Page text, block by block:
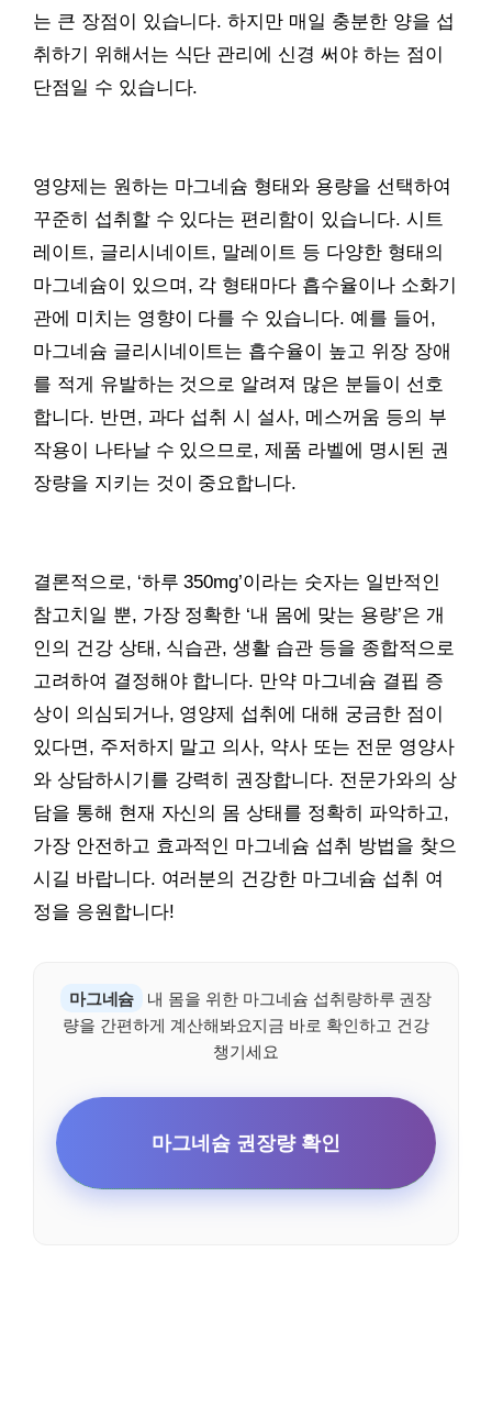
는 큰 장점이 있습니다. 하지만 매일 충분한 양을 섭
취하기 위해서는 식단 관리에 신경 써야 하는 점이
단점일 수 있습니다.
영양제는 원하는 마그네슘 형태와 용량을 선택하여
꾸준히 섭취할 수 있다는 편리함이 있습니다. 시트
레이트, 글리시네이트, 말레이트 등 다양한 형태의
마그네슘이 있으며, 각 형태마다 흡수율이나 소화기
관에 미치는 영향이 다를 수 있습니다. 예를 들어,
마그네슘 글리시네이트는 흡수율이 높고 위장 장애
를 적게 유발하는 것으로 알려져 많은 분들이 선호
합니다. 반면, 과다 섭취 시 설사, 메스꺼움 등의 부
작용이 나타날 수 있으므로, 제품 라벨에 명시된 권
장량을 지키는 것이 중요합니다.
결론적으로, ‘하루 350mg’이라는 숫자는 일반적인
참고치일 뿐, 가장 정확한 ‘내 몸에 맞는 용량’은 개
인의 건강 상태, 식습관, 생활 습관 등을 종합적으로
고려하여 결정해야 합니다. 만약 마그네슘 결핍 증
상이 의심되거나, 영양제 섭취에 대해 궁금한 점이
있다면, 주저하지 말고 의사, 약사 또는 전문 영양사
와 상담하시기를 강력히 권장합니다. 전문가와의 상
담을 통해 현재 자신의 몸 상태를 정확히 파악하고,
가장 안전하고 효과적인 마그네슘 섭취 방법을 찾으
시길 바랍니다. 여러분의 건강한 마그네슘 섭취 여
정을 응원합니다!
마그네슘
내 몸을 위한 마그네슘 섭취량하루 권장
량을 간편하게 계산해봐요지금 바로 확인하고 건강
챙기세요
마그네슘 권장량 확인